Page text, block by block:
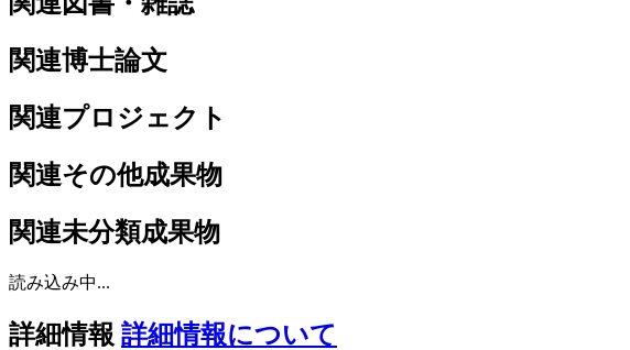
関連博士論文
関連プロジェクト
関連その他成果物
関連未分類成果物
読み込み中...
詳細情報 詳細情報について